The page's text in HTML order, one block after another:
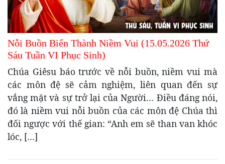
Nỗi Buồn Biến Thành Niềm Vui (15.05.2026 Thứ
Sáu Tuần VI Phục Sinh)
Chúa Giêsu báo trước về nỗi buồn, niềm vui mà
các môn đệ sẽ cảm nghiệm, liên quan đến sự
vắng mặt và sự trở lại của Người… Điều đáng nói,
đó là niềm vui nỗi buồn của các môn đệ Chúa thì
đối ngược với thế gian: “Anh em sẽ than van khóc
lóc, […]